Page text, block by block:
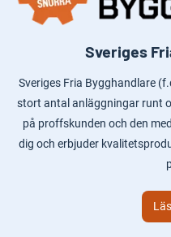
Sveriges
Sveriges Fria Bygghandlare
stort antal anläggningar runt
på proffskunden och den
dig och erbjuder